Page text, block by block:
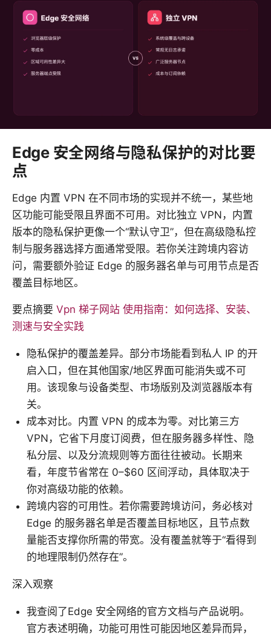
Edge 安全网络与隐私保护的对比要
点
Edge 内置 VPN 在不同市场的实现并不统一，某些地
区功能可能受限且界面不可用。对比独立 VPN，内置
版本的隐私保护更像一个“默认守卫”，但在高级隐私控
制与服务器选择方面通常受限。若你关注跨境内容访
问，需要额外验证 Edge 的服务器名单与可用节点是否
覆盖目标地区。
要点摘要 Vpn 梯子网站 使用指南：如何选择、安装、
测速与安全实践
隐私保护的覆盖差异。部分市场能看到私人 IP 的开
启入口，但在其他国家/地区界面可能消失或不可
用。该现象与设备类型、市场版别及浏览器版本有
关。
成本对比。内置 VPN 的成本为零。对比第三方
VPN，它省下月度订阅费，但在服务器多样性、隐
私分层、以及分流规则等方面往往被动。长期来
看，年度节省常在 0–$60 区间浮动，具体取决于
你对高级功能的依赖。
跨境内容的可用性。若你需要跨境访问，务必核对
Edge 的服务器名单是否覆盖目标地区，且节点数
量能否支撑你所需的带宽。没有覆盖就等于“看得到
的地理限制仍然存在”。
深入观察
我查阅了Edge 安全网络的官方文档与产品说明。
官方表述明确，功能可用性可能因地区差异而异，